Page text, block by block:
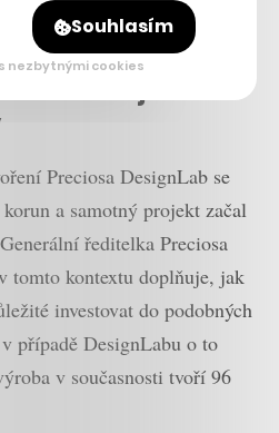
dosahující
Preciosa DesignLab se
a samotný projekt začal
ředitelka Preciosa
kontextu doplňuje, jak
investovat do podobných
případě DesignLabu o to
v současnosti tvoří 96
Souhlasím
nezbytnými cookies